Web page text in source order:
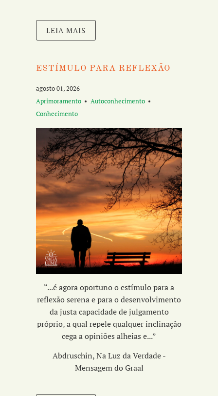
LEIA MAIS
ESTÍMULO PARA REFLEXÃO
agosto 01, 2026
Aprimoramento
Autoconhecimento
Conhecimento
“...é agora oportuno o estímulo para a
reflexão serena e para o desenvolvimento
dajusta capacidade de julgamento
próprio,a qual repele qualquer inclinação
cega a opiniões alheias e...”
Abdruschin, Na Luz da Verdade -
Mensagem do Graal